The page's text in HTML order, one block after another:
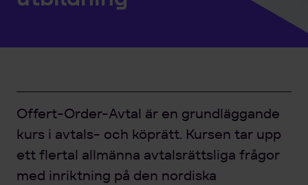
Offert-Order-Avtal är en grundläggande
kurs i avtals- och köprätt. Kursen tar upp
ett flertal allmänna avtalsrättsliga frågor
med inriktning på den nordiska